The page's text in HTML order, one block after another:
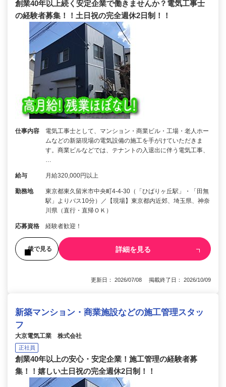
創業40年以上続く安定企業で働きませんか？電気工事士
の経験者募集！！土日祝の完全週休2日制！！
仕事内容
電気工事士として、マンション・商業ビル・工場・老人ホー
ムなどの新築現場の電気設備の施工を手がけていただきま
す。商業ビルなどでは、テナントの入退出に伴う電気工事、
…
給与 月給320,000円以上
勤務地
東京都東久留米市中央町4-4-30（「ひばりヶ丘駅」・「田無
駅」よりバス10分）／【現場】東京都内近郊、埼玉県、神奈
川県（直行・直帰ＯＫ）
応募資格 経験者歓迎！
後で見る 詳細を見る
更新日： 2026/07/08 掲載終了日： 2026/10/09
新築マンション・商業施設などの施工管理スタッ
フ
大京電気工業 株式会社
正社員
創業40年以上の安心・安定企業！施工管理の経験者募
集！！嬉しい土日祝の完全週休2日制！！